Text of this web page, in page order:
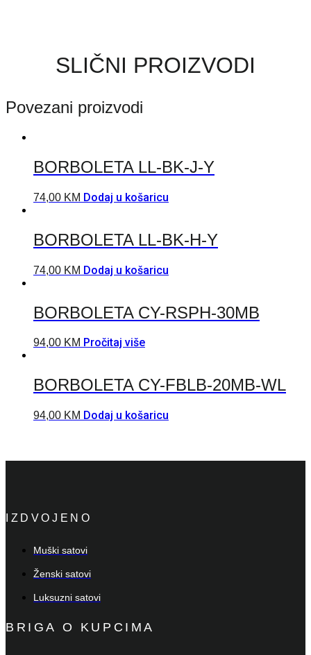
SLIČNI PROIZVODI
Povezani proizvodi
BORBOLETA LL-BK-J-Y
74,00 KM Dodaj u košaricu
BORBOLETA LL-BK-H-Y
74,00 KM Dodaj u košaricu
BORBOLETA CY-RSPH-30MB
94,00 KM Pročitaj više
BORBOLETA CY-FBLB-20MB-WL
94,00 KM Dodaj u košaricu
IZDVOJENO
Muški satovi
Ženski satovi
Luksuzni satovi
BRIGA O KUPCIMA